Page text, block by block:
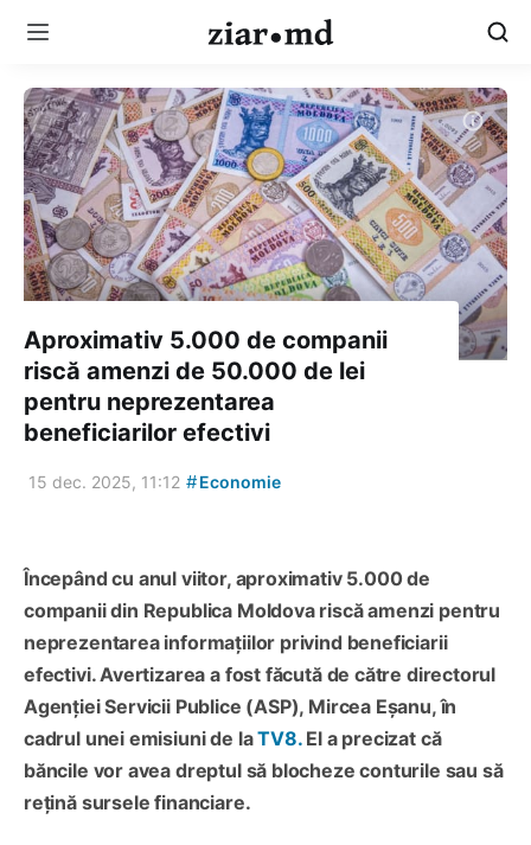
Aproximativ 5.000 de companii
riscă amenzi de 50.000 de lei
pentru neprezentarea
beneficiarilor efectivi
15 dec. 2025, 11:12 #Economie
Începând cu anul viitor, aproximativ 5.000 de
companii din Republica Moldova riscă amenzi pentru
neprezentarea informațiilor privind beneficiarii
efectivi. Avertizarea a fost făcută de către directorul
Agenției Servicii Publice (ASP), Mircea Eșanu, în
cadrul unei emisiuni de laTV8.El a precizat că
băncile vor avea dreptul să blocheze conturile sau să
rețină sursele financiare.